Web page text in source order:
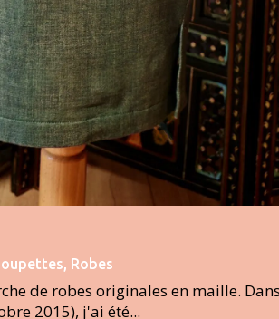
, Robes
de robes originales en maille.
2015), j'ai été...